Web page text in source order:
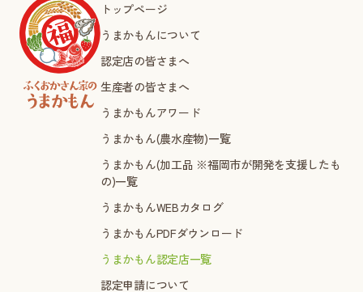
トップページ
うまかもんについて
認定店の皆さまへ
生産者の皆さまへ
うまかもんアワード
うまかもん(農水産物)一覧
うまかもん(加工品 ※福岡市が開発を支援したも
の)一覧
うまかもんWEBカタログ
うまかもんPDFダウンロード
うまかもん認定店一覧
認定申請について